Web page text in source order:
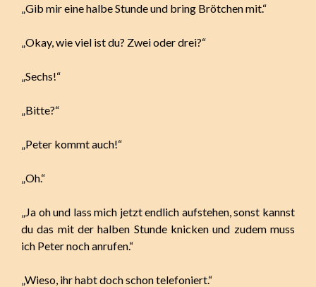
„Gib mir eine halbe Stunde und bring Brötchen mit.“
„Okay, wie viel ist du? Zwei oder drei?“
„Sechs!“
„Bitte?“
„Peter kommt auch!“
„Oh.“
„Ja oh und lass mich jetzt endlich aufstehen, sonst kannst
du das mit der halben Stunde knicken und zudem muss
ich Peter noch anrufen.“
„Wieso, ihr habt doch schon telefoniert.“